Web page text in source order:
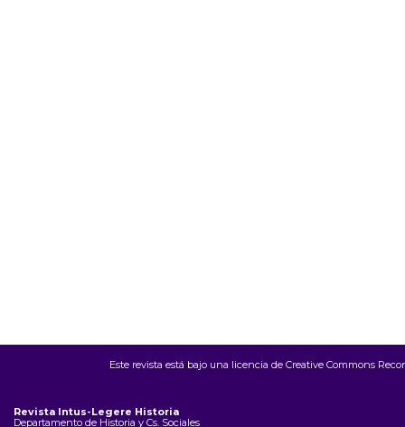
Este revista está bajo una licencia de Creative Commons
Revista Intus-Legere Historia
Departamento de Historia y Cs. Sociales